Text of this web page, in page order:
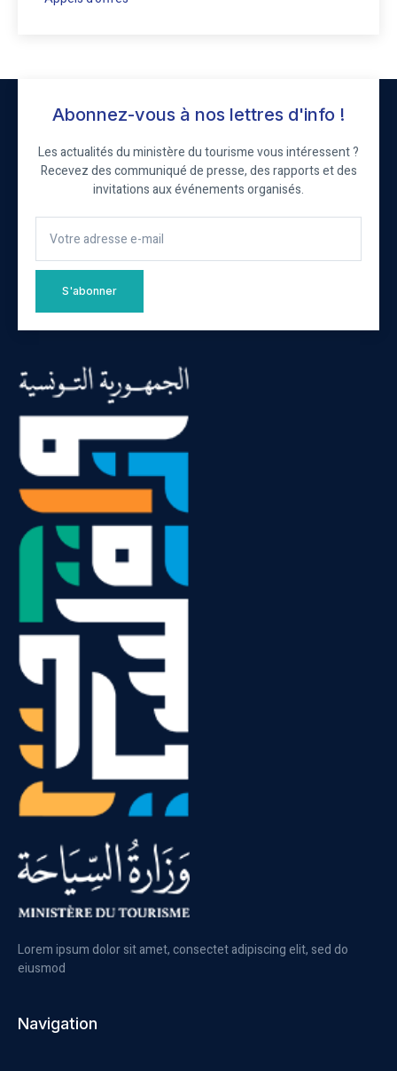
Abonnez-vous à nos lettres d'info !
Les actualités du ministère du tourisme vous intéressent ?
Recevez des communiqué de presse, des rapports et des
invitations aux événements organisés.
S'abonner
Lorem ipsum dolor sit amet, consectet adipiscing elit, sed do
eiusmod
Navigation